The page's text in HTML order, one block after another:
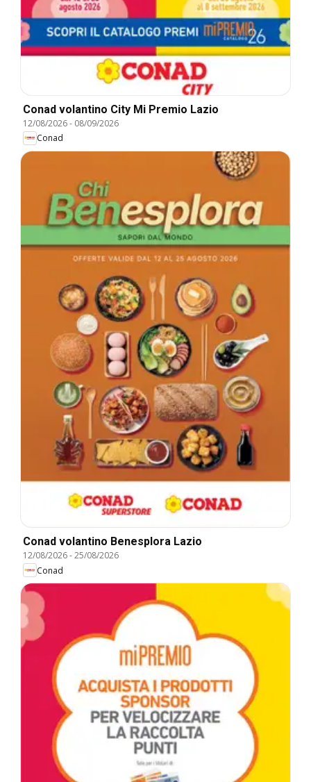
Conad volantino City Mi Premio Lazio
12/08/2026- 08/09/2026
Conad
Conad volantino Benesplora Lazio
12/08/2026-25/08/2026
Conad